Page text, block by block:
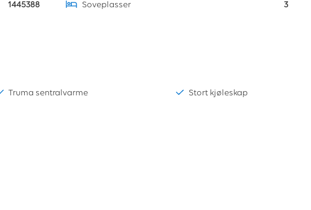
1445388 Soveplasser 3
Truma sentralvarme
Stort kjøleskap